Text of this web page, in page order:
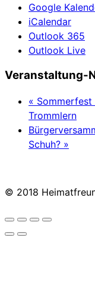
Google
iCalendar
Outlook 365
Outlook Live
Veranstaltung-
«
Trommlern
Schuh? »
© 2018